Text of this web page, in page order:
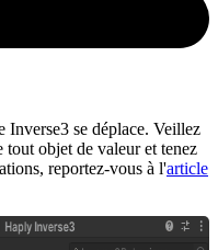
Inverse3 se déplace. Veillez
tout objet de valeur et tenez
reportez-vous à l'article